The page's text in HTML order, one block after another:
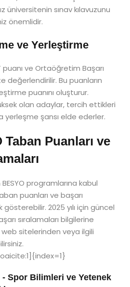
üniversitenin sınav kılavuzunu
önemlidir.
ve Yerleştirme
puanı ve Ortaöğretim Başarı
değerlendirilir. Bu puanların
puanını oluşturur.
olan adaylar, tercih ettikleri
yerleşme şansı elde ederler.
Taban Puanları ve
programlarına kabul
puanları ve başarı
gösterebilir. 2025 yılı için güncel
sıralamaları bilgilerine
sitelerinden veya ilgili
- Spor Bilimleri ve Yetenek